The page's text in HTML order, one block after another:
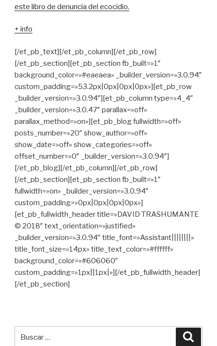
este libro de denuncia del ecocidio.
+ info
[/et_pb_text][/et_pb_column][/et_pb_row]
[/et_pb_section][et_pb_section fb_built=»1″
background_color=»#eaeaea» _builder_version=»3.0.94″
custom_padding=»53.2px|0px|0px|0px»][et_pb_row
_builder_version=»3.0.94″][et_pb_column type=»4_4″
_builder_version=»3.0.47″ parallax=»off»
parallax_method=»on»][et_pb_blog fullwidth=»off»
posts_number=»20″ show_author=»off»
show_date=»off» show_categories=»off»
offset_number=»0″ _builder_version=»3.0.94″]
[/et_pb_blog][/et_pb_column][/et_pb_row]
[/et_pb_section][et_pb_section fb_built=»1″
fullwidth=»on» _builder_version=»3.0.94″
custom_padding=»0px|0px|0px|0px»]
[et_pb_fullwidth_header title=»DAVID TRASHUMANTE
© 2018″ text_orientation=»justified»
_builder_version=»3.0.94″ title_font=»Assistant||||||||»
title_font_size=»14px» title_text_color=»#ffffff»
background_color=»#606060″
custom_padding=»1px||1px|»][/et_pb_fullwidth_header]
[/et_pb_section]